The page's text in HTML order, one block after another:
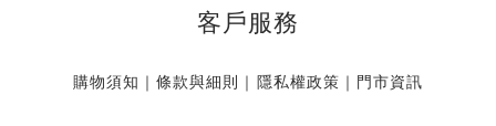
客戶服務
購物須知 ｜條款與細則 ｜ 隱私權政策 ｜ 門市資訊